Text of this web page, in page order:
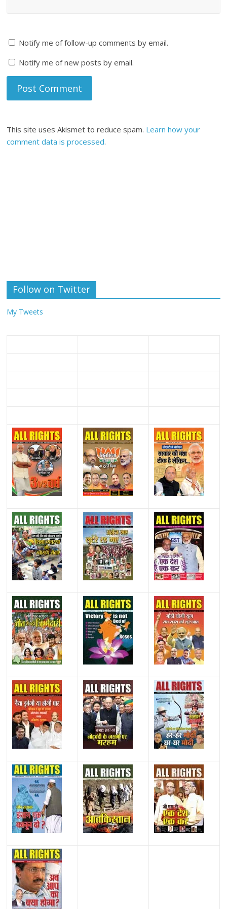
Notify me of follow-up comments by email.
Notify me of new posts by email.
This site uses Akismet to reduce spam. Learn how your
comment data is processed.
Follow on Twitter
My Tweets